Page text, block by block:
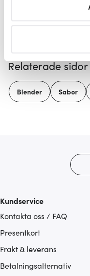
Ta reda på mer om
Du kan ändra eller
Vi använder cookies
ska anpassas efter
gör också att vi kan
Låt dig
Relaterade sidor
Blender Sabor
Kundservice
Kontakta oss / FAQ
Presentkort
Frakt & leverans
Betalningsalternativ